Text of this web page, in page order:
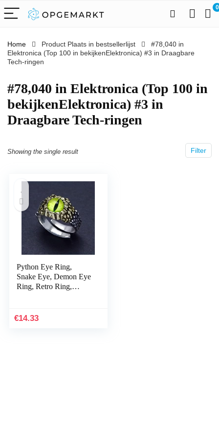
0
Home Product Plaats in bestsellerlijst
#78,040 in
Elektronica (Top 100 in bekijkenElektronica) #3 in Draagbare
Tech-ringen
#78,040 in Elektronica (Top 100 in
bekijkenElektronica) #3 in
Draagbare Tech-ringen
Filter
Showing the single result
Python Eye Ring,
Snake Eye, Demon Eye
Ring, Retro Ring,
Handgemaakte Punk,
€14.33